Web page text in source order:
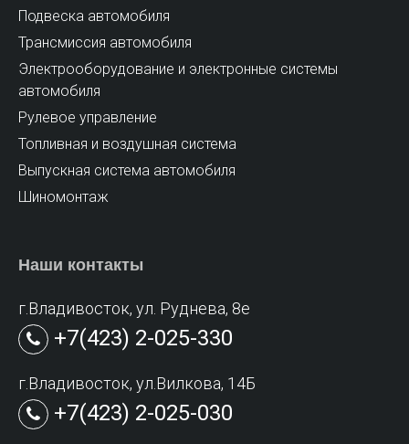
Подвеска автомобиля
Трансмиссия автомобиля
Электрооборудование и электронные системы
автомобиля
Рулевое управление
Топливная и воздушная система
Выпускная система автомобиля
Шиномонтаж
Наши контакты
г.Владивосток, ул. Руднева, 8е
+7(423) 2-025-330
г.Владивосток, ул.Вилкова, 14Б
+7(423) 2-025-030